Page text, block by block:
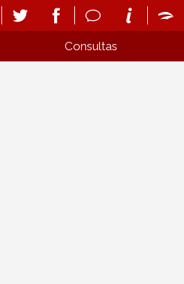
Consultas